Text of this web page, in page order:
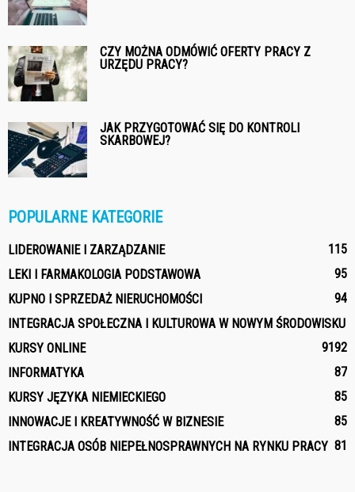
CZY MOŻNA ODMÓWIĆ OFERTY PRACY Z
URZĘDU PRACY?
JAK PRZYGOTOWAĆ SIĘ DO KONTROLI
SKARBOWEJ?
POPULARNE KATEGORIE
LIDEROWANIE I ZARZĄDZANIE
115
LEKI I FARMAKOLOGIA PODSTAWOWA
95
KUPNO I SPRZEDAŻ NIERUCHOMOŚCI
94
INTEGRACJA SPOŁECZNA I KULTUROWA W NOWYM ŚRODOWISKU
92
KURSY ONLINE
91
INFORMATYKA
87
KURSY JĘZYKA NIEMIECKIEGO
85
INNOWACJE I KREATYWNOŚĆ W BIZNESIE
85
INTEGRACJA OSÓB NIEPEŁNOSPRAWNYCH NA RYNKU PRACY 81